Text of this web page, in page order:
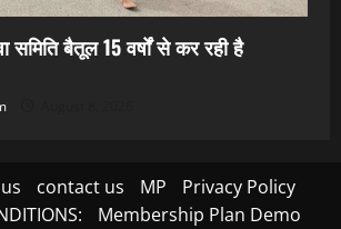
समिति बैतूल 15 वर्षों से कर रही है
contact us MP
Privacy Policy
Membership Plan Demo